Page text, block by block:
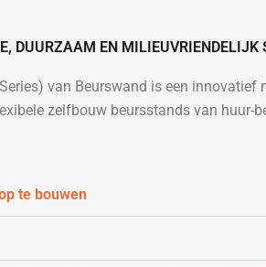
DUURZAAM EN MILIEUVRIENDELIJK
van Beurswand is een
zelfbouw beursstands van huur-
te bouwen